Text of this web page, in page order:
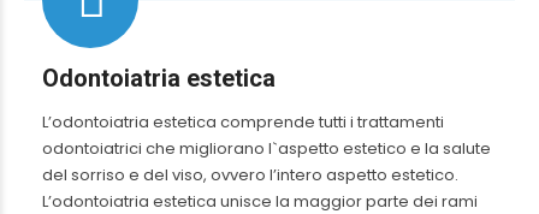
Odontoiatria estetica
L’odontoiatria estetica comprende tutti i trattamenti
odontoiatrici che migliorano l`aspetto estetico e la salute
del sorriso e del viso, ovvero l’intero aspetto estetico.
L’odontoiatria estetica unisce la maggior parte dei rami